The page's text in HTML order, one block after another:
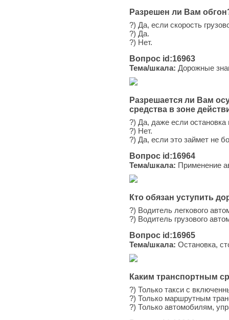
Разрешен ли Вам
?) Да, если скорость
?) Да.
?) Нет.
Вопрос id:16963
Тема/шкала: Дорожные
Разрешается ли Вам
средства в зоне
?) Да, даже если остановка
?) Нет.
?) Да, если это займет не
Вопрос id:16964
Тема/шкала: Применение
Кто обязан уступить
?) Водитель легкового
?) Водитель грузового
Вопрос id:16965
Тема/шкала: Остановка,
Каким транспортным
?) Только такси с
?) Только маршрутным
?) Только автомобилям,